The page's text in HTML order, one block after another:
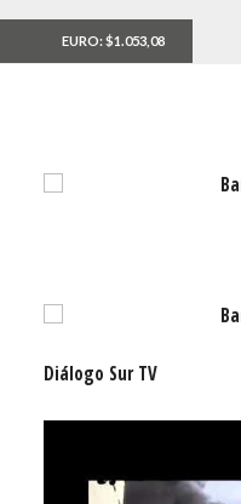
EURO: $1.053,08
Diálogo Sur TV